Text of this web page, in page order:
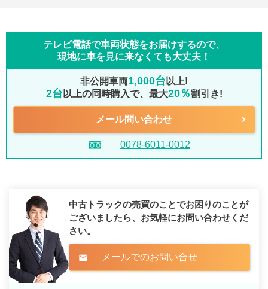
テレビ電話で車両状態をお届けするので、
現地に車を見に来なくても大丈夫！
非公開車両1,000台 以上!
2台 以上の同時購入で、最大20％割引き!
メール問い合わせ
0078-6011-0012
中古トラックの売買のことでお困りのことが
ございましたら、 お気軽にお問い合わせくだ
さい。
mail メールでのお問い合せ